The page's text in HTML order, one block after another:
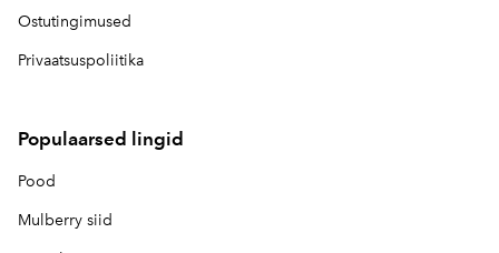
Ostutingimused
Privaatsuspoliitika
Populaarsed lingid
Pood
Mulberry siid